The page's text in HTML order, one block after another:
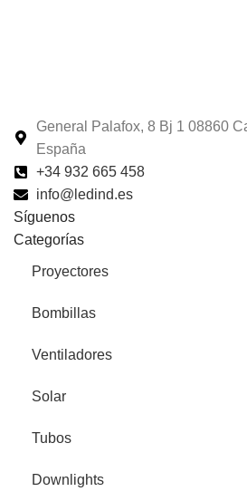
General Palafox, 8 Bj 1 08860
España
+34 932 665 458‬
info@ledind.es
Síguenos
Categorías
Proyectores
Bombillas
Ventiladores
Solar
Tubos
Downlights